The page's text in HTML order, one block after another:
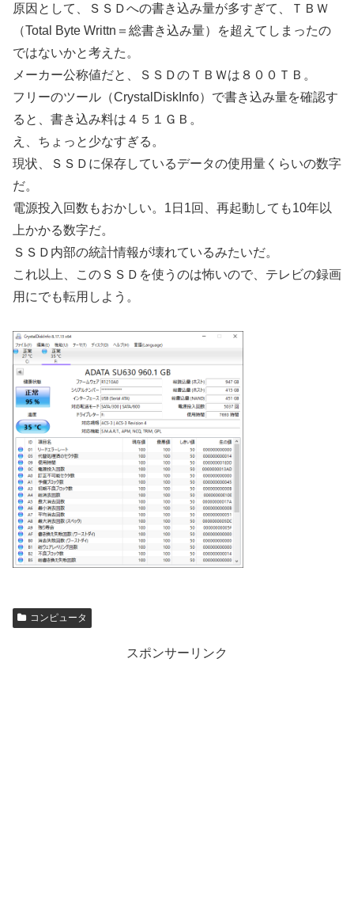
原因として、ＳＳＤへの書き込み量が多すぎて、ＴＢＷ
（Total Byte Writtn＝総書き込み量）を超えてしまったの
ではないかと考えた。
メーカー公称値だと、ＳＳＤのＴＢＷは８００ＴＢ。
フリーのツール（CrystalDiskInfo）で書き込み量を確認す
ると、書き込み料は４５１ＧＢ。
え、ちょっと少なすぎる。
現状、ＳＳＤに保存しているデータの使用量くらいの数字
だ。
電源投入回数もおかしい。1日1回、再起動しても10年以
上かかる数字だ。
ＳＳＤ内部の統計情報が壊れているみたいだ。
これ以上、このＳＳＤを使うのは怖いので、テレビの録画
用にでも転用しよう。
コンピュータ
スポンサーリンク